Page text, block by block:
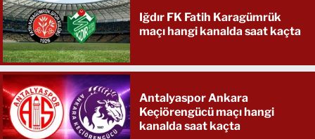
Iğdır FK Fatih Karagümrük
maçı hangi kanalda saat kaçta
Antalyaspor Ankara
Keçiörengücü maçı hangi
kanalda saat kaçta